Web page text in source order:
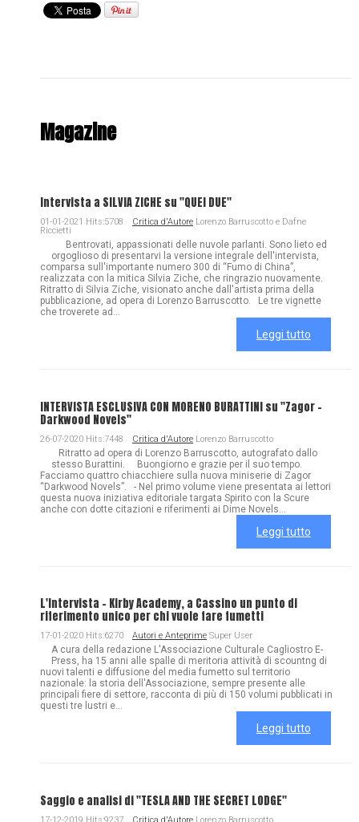
Magazine
Intervista a SILVIA ZICHE su "QUEI DUE"
01-01-2021 Hits:5708 Critica d'Autore Lorenzo Barruscotto e Dafne
Riccietti
Bentrovati, appassionati delle nuvole parlanti. Sono lieto ed
orgoglioso di presentarvi la versione integrale dell'intervista,
comparsa sull'importante numero 300 di “Fumo di China”,
realizzata con la mitica Silvia Ziche, che ringrazio nuovamente.
Ritratto di Silvia Ziche, visionato anche dall'artista prima della
pubblicazione, ad opera di Lorenzo Barruscotto. Le tre vignette
che troverete ad...
Leggi tutto
INTERVISTA ESCLUSIVA CON MORENO BURATTINI su "Zagor -
Darkwood Novels"
26-07-2020 Hits:7448 Critica d'Autore Lorenzo Barruscotto
Ritratto ad opera di Lorenzo Barruscotto, autografato dallo
stesso Burattini. Buongiorno e grazie per il suo tempo.
Facciamo quattro chiacchiere sulla nuova miniserie di Zagor
“Darkwood Novels”. - Nel primo volume viene presentata ai lettori
questa nuova iniziativa editoriale targata Spirito con la Scure
anche con dotte citazioni e riferimenti ai Dime Novels...
Leggi tutto
L'Intervista - Kirby Academy, a Cassino un punto di
riferimento unico per chi vuole fare fumetti
17-01-2020 Hits:6270 Autori e Anteprime Super User
A cura della redazione L'Associazione Culturale Cagliostro E-
Press, ha 15 anni alle spalle di meritoria attività di scountng di
nuovi talenti e diffusione del media fumetto sul territorio
nazionale: la storia dell'Associazione, sempre presente alle
principali fiere di settore, racconta di più di 150 volumi pubblicati in
questi tre lustri e...
Leggi tutto
Saggio e analisi di "TESLA AND THE SECRET LODGE"